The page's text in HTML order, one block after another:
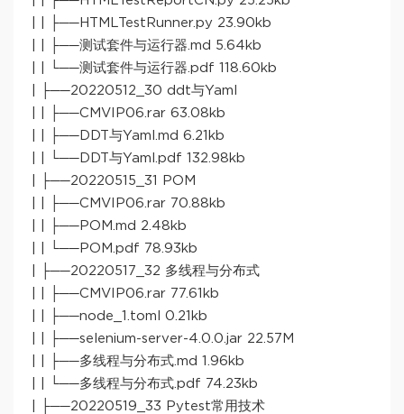
| | ├──HTMLTestRunner.py 23.90kb
| | ├──测试套件与运行器.md 5.64kb
| | └──测试套件与运行器.pdf 118.60kb
| ├──20220512_30 ddt与Yaml
| | ├──CMVIP06.rar 63.08kb
| | ├──DDT与Yaml.md 6.21kb
| | └──DDT与Yaml.pdf 132.98kb
| ├──20220515_31 POM
| | ├──CMVIP06.rar 70.88kb
| | ├──POM.md 2.48kb
| | └──POM.pdf 78.93kb
| ├──20220517_32 多线程与分布式
| | ├──CMVIP06.rar 77.61kb
| | ├──node_1.toml 0.21kb
| | ├──selenium-server-4.0.0.jar 22.57M
| | ├──多线程与分布式.md 1.96kb
| | └──多线程与分布式.pdf 74.23kb
| ├──20220519_33 Pytest常用技术